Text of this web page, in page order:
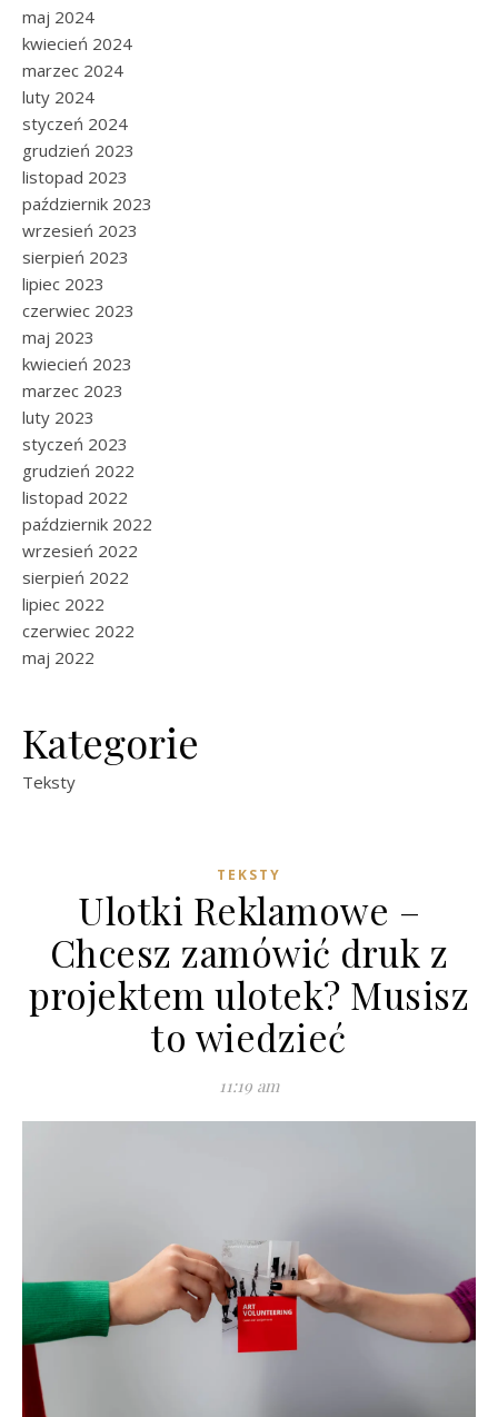
maj 2024
kwiecień 2024
marzec 2024
luty 2024
styczeń 2024
grudzień 2023
listopad 2023
październik 2023
wrzesień 2023
sierpień 2023
lipiec 2023
czerwiec 2023
maj 2023
kwiecień 2023
marzec 2023
luty 2023
styczeń 2023
grudzień 2022
listopad 2022
październik 2022
wrzesień 2022
sierpień 2022
lipiec 2022
czerwiec 2022
maj 2022
Kategorie
Teksty
TEKSTY
Ulotki Reklamowe –
Chcesz zamówić druk z
projektem ulotek? Musisz
to wiedzieć
11:19 am